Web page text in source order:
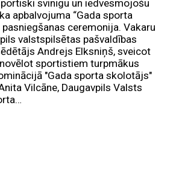
svinīgu un iedvesmojošu
apbalvojuma “Gada sporta
ceremonija. Vakaru
valstspilsētas pašvaldības
Andrejs Elksniņš, sveicot
sportistiem turpmākus
"Gada sporta skolotājs"
Vilcāne, Daugavpils Valsts